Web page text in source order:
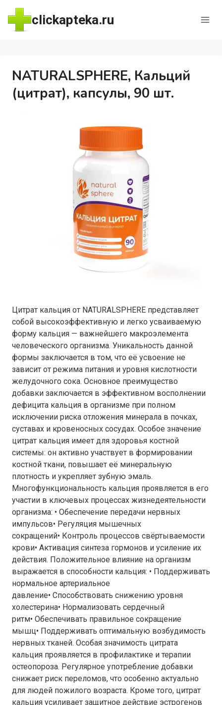
Перейти
содержимому
clickapteka.ru
NATURALSPHERE, Кальций
(цитрат), капсулы, 90 шт.
Цитрат кальция от NATURALSPHERE представляет
собой высокоэффективную и легко усваиваемую
форму кальция — важнейшего макроэлемента
человеческого организма. Уникальность данной
формы заключается в том, что её усвоение не
зависит от режима питания и уровня кислотности
желудочного сока. Основное преимущество
добавки заключается в эффективном восполнении
дефицита кальция в организме при полном
исключении риска отложения минерала в почках,
суставах и кровеносных сосудах. Особое значение
цитрат кальция имеет для здоровья костной
системы: он активно участвует в формировании
костной ткани, повышает её минеральную
плотность и укрепляет зубную эмаль.
Многофункциональность кальция проявляется в его
участии в ключевых процессах жизнедеятельности
организма: • Обеспечение передачи нервных
импульсов• Регуляция мышечных
сокращений• Контроль процессов свёртываемости
крови• Активация синтеза гормонов и усиление их
действия. Положительное влияние на организм
выражается в способности кальция: • Поддерживать
нормальное артериальное
давление• Способствовать снижению уровня
холестерина• Нормализовать сердечный
ритм• Обеспечивать правильное сокращение
мышц• Поддерживать оптимальную возбудимость
нервных тканей. Особая значимость цитрата
кальция проявляется в профилактике и терапии
остеопороза. Регулярное употребление добавки
снижает риск переломов, что особенно актуально
для людей пожилого возраста. Кроме того, цитрат
кальция усиливает защитное действие эстрогенов